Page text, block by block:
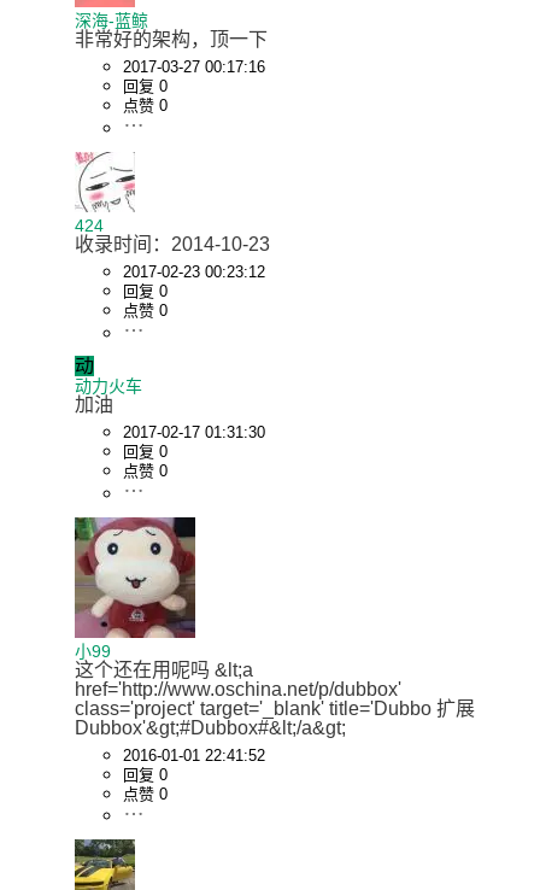
深海-蓝鲸
非常好的架构，顶一下
2017-03-27 00:17:16
回复 0
点赞 0
424
收录时间：2014-10-23
2017-02-23 00:23:12
回复 0
点赞 0
动
动力火车
加油
2017-02-17 01:31:30
回复 0
点赞 0
小99
这个还在用呢吗 &lt;a
href='http://www.oschina.net/p/dubbox'
class='project' target='_blank' title='Dubbo 扩展
Dubbox'&gt;#Dubbox#&lt;/a&gt;
2016-01-01 22:41:52
回复 0
点赞 0